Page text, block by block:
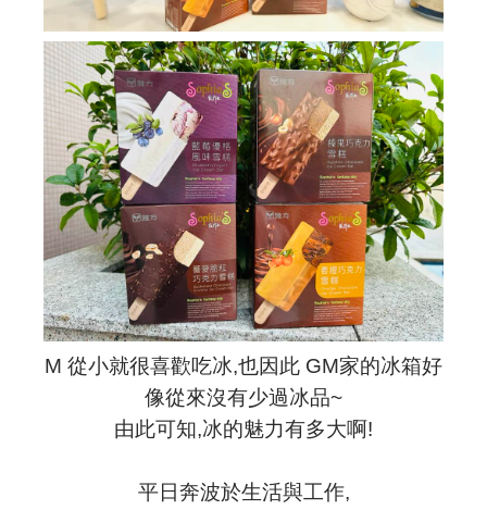
M 從小就很喜歡吃冰,也因此 GM家的冰箱好
像從來沒有少過冰品~
由此可知,冰的魅力有多大啊!
平日奔波於生活與工作,